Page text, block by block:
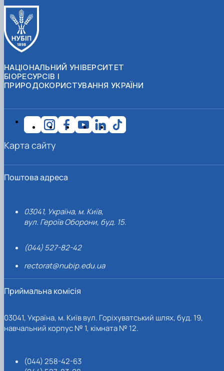
НАЦІОНАЛЬНИЙ УНІВЕРСИТЕТ
БІОРЕСУРСІВ І
ПРИРОДОКОРИСТУВАННЯ УКРАЇНИ
Поштова адреса
03041, Україна, м. Київ,
вул. Героїв Оборони, буд. 15.
(044) 527-82-42
rectorat@nubip.edu.ua
Приймальна комісія
03041, Україна, м. Київ вул. Горіхуватський шлях, буд. 19,
навчальний корпус № 1, кімната № 12.
(044) 258-42-63
Карта сайту